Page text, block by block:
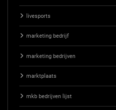
livesports
marketing bedrijf
marketing bedrijven
marktplaats
mkb bedrijven lijst